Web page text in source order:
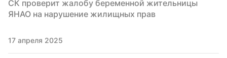
СК проверит жалобу беременной жительницы
ЯНАО на нарушение жилищных прав
17 апреля 2025